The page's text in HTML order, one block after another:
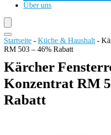
Über uns
Startseite - Küche & Haushalt -
RM 503 – 46% Rabatt
Kärcher
Konzentrat RM
Rabatt